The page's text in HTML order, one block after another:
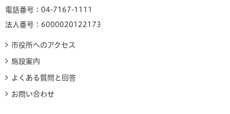
電話番号：04-7167-1111
法人番号：6000020122173
市役所へのアクセス
施設案内
よくある質問と回答
お問い合わせ